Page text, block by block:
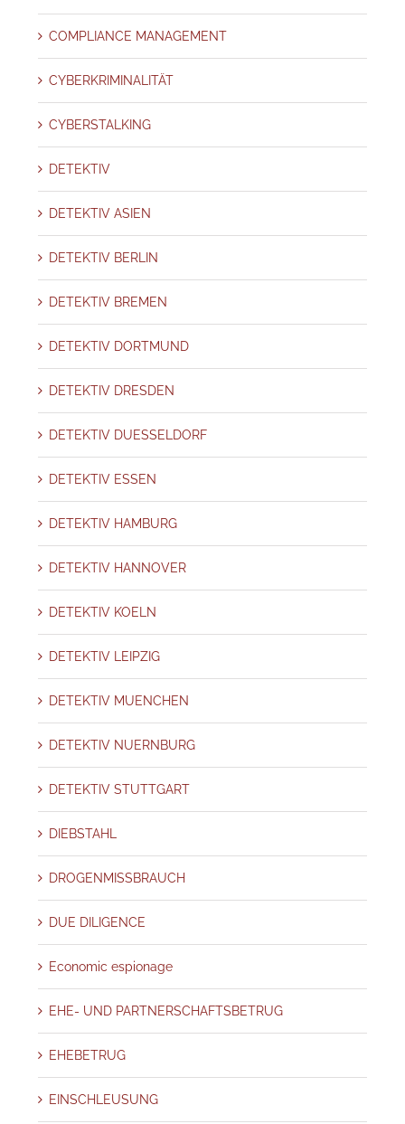
COMPLIANCE MANAGEMENT
CYBERKRIMINALITÄT
CYBERSTALKING
DETEKTIV
DETEKTIV ASIEN
DETEKTIV BERLIN
DETEKTIV BREMEN
DETEKTIV DORTMUND
DETEKTIV DRESDEN
DETEKTIV DUESSELDORF
DETEKTIV ESSEN
DETEKTIV HAMBURG
DETEKTIV HANNOVER
DETEKTIV KOELN
DETEKTIV LEIPZIG
DETEKTIV MUENCHEN
DETEKTIV NUERNBURG
DETEKTIV STUTTGART
DIEBSTAHL
DROGENMISSBRAUCH
DUE DILIGENCE
Economic espionage
EHE- UND PARTNERSCHAFTSBETRUG
EHEBETRUG
EINSCHLEUSUNG